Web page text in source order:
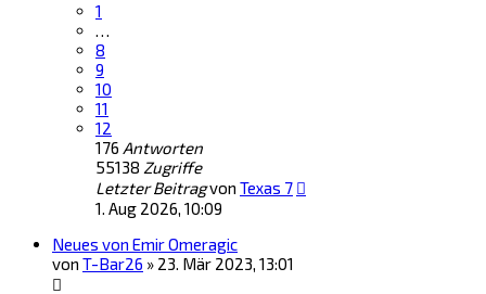
1
…
8
9
10
11
12
176 Antworten
55138 Zugriffe
Letzter Beitragvon Texas 7
1. Aug 2026, 10:09
Neues von Emir Omeragic
von T-Bar26 » 23. Mär 2023, 13:01